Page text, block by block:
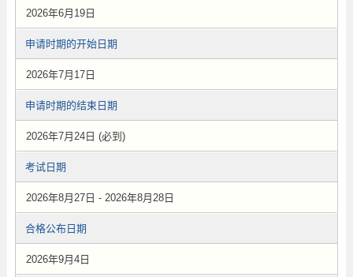
2026年6月19日
申请时期的开始日期
2026年7月17日
申请时期的结束日期
2026年7月24日 (必到)
考试日期
2026年8月27日 - 2026年8月28日
合格公布日期
2026年9月4日